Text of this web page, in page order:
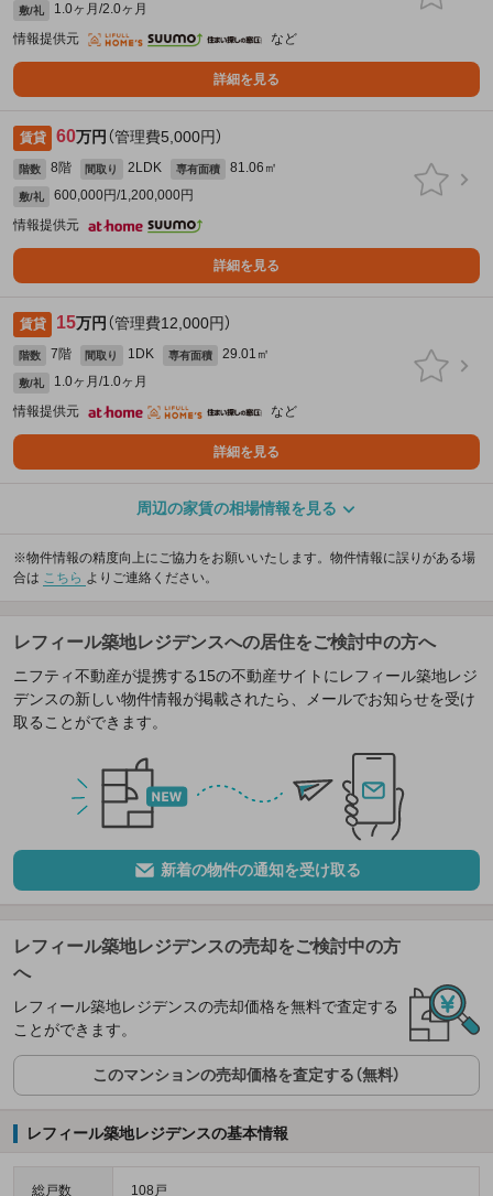
敷/礼
1.0ヶ月/2.0ヶ月
情報提供元
など
詳細を見る
賃貸 60万円 （管理費5,000円）
階数 8階 間取り 2LDK 専有面積 81.06㎡
敷/礼
600,000円/1,200,000円
情報提供元
詳細を見る
賃貸 15万円 （管理費12,000円）
階数 7階 間取り 1DK 専有面積 29.01㎡
敷/礼
1.0ヶ月/1.0ヶ月
情報提供元
など
詳細を見る
周辺の家賃の相場情報を見る
※物件情報の精度向上にご協力をお願いいたします。物件情報に誤りがある場
合は こちら よりご連絡ください。
レフィール築地レジデンスへの居住をご検討中の方へ
ニフティ不動産が提携する15の不動産サイトにレフィール築地レジ
デンスの新しい物件情報が掲載されたら、メールでお知らせを受け
取ることができます。
新着の物件の通知を受け取る
レフィール築地レジデンスの売却をご検討中の方
へ
レフィール築地レジデンスの売却価格を無料で査定する
ことができます。
このマンションの売却価格を査定する（無料）
レフィール築地レジデンスの基本情報
総戸数 108戸